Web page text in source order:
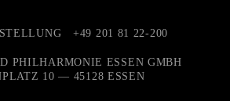
+49 201 81 22-200
PHILHARMONIE ESSEN GMBH
10 — 45128 ESSEN